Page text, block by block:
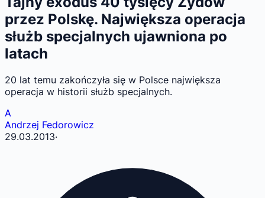
przez Polskę. Największa operacja
służb specjalnych ujawniona po
latach
20 lat temu zakończyła się w Polsce największa
operacja w historii służb specjalnych.
A
Andrzej Fedorowicz
29.03.2013·